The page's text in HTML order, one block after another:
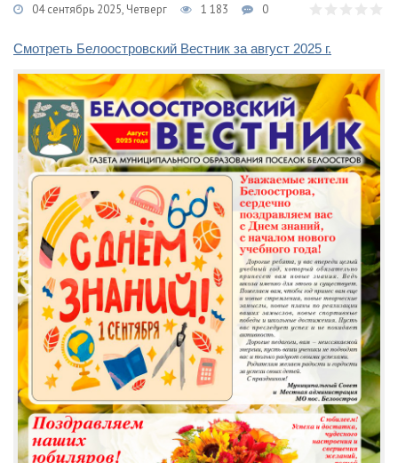
04 сентябрь 2025, Четверг 1 183 0
Смотреть Белоостровский Вестник за август 2025 г.